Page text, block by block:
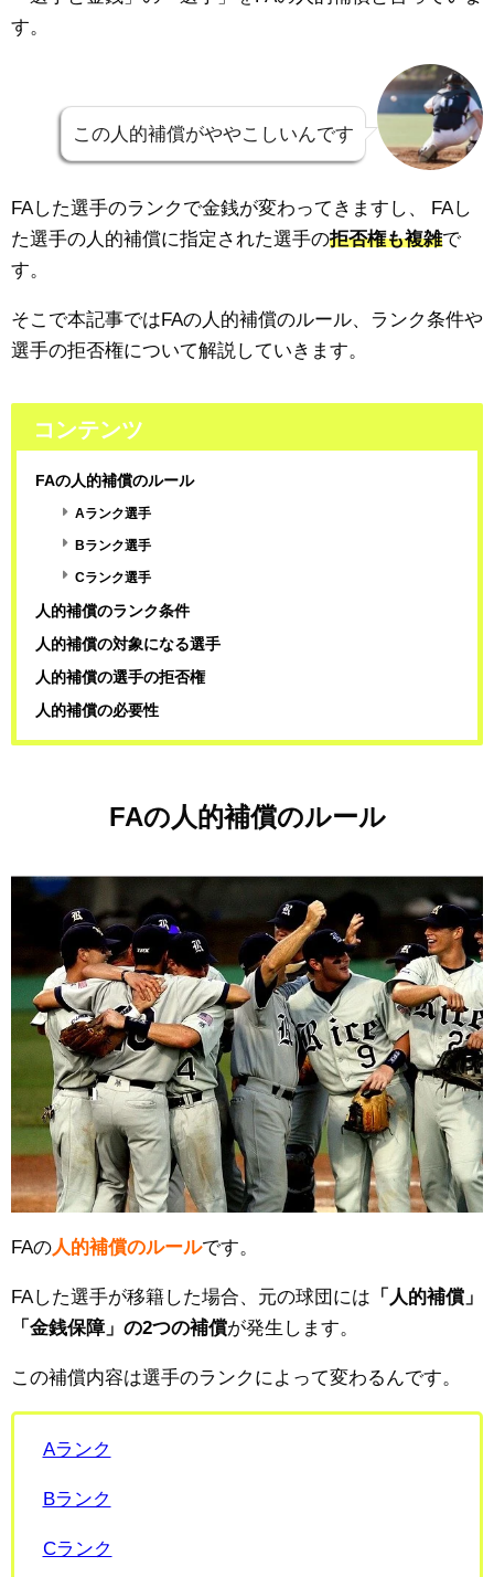
す。
この人的補償がややこしいんです
FAした選手のランクで金銭が変わってきますし、
FAし
た選手の人的補償に指定された選手の拒否権も複雑で
す。
そこで本記事ではFAの人的補償のルール、ランク条件や
選手の拒否権について解説していきます。
コンテンツ
FAの人的補償のルール
Aランク選手
Bランク選手
Cランク選手
人的補償のランク条件
人的補償の対象になる選手
人的補償の選手の拒否権
人的補償の必要性
FAの人的補償のルール
FAの 人的補償のルールです。
FAした選手が移籍した場合、元の球団には 「人的補償」
「金銭保障」の2つの補償が発生します。
この補償内容は選手のランクによって変わるんです。
Aランク
Bランク
Cランク